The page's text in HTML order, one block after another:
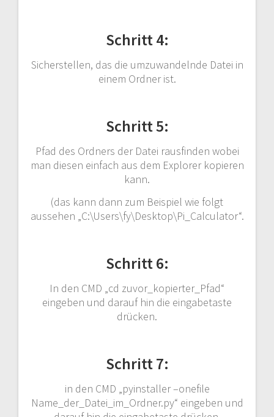
Schritt 4:
Sicherstellen, das die umzuwandelnde Datei in
einem Ordner ist.
Schritt 5:
Pfad des Ordners der Datei rausfinden wobei
man diesen einfach aus dem Explorer kopieren
kann.
(das kann dann zum Beispiel wie folgt
aussehen „C:\Users\fy\Desktop\Pi_Calculator“.
Schritt 6:
In den CMD „cd zuvor_kopierter_Pfad“
eingeben und darauf hin die eingabetaste
drücken.
Schritt 7:
in den CMD „pyinstaller –onefile
Name_der_Datei_im_Ordner.py“ eingeben und